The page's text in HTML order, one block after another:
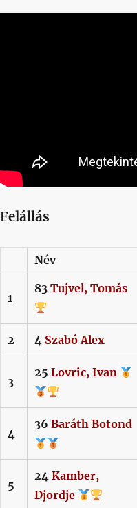
Felállás
Név
1
83 Tujvel, Tomás
2 4 Szabó Alex
3
25 Lovric, Ivan
4
36 Baráth Botond
5
24 Kamber,
Djordje